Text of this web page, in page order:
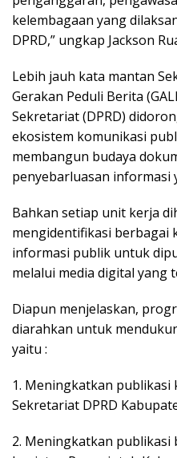
kelembagaan yang
DPRD,” ungkap Jackson
Lebih jauh kata mantan
Gerakan Peduli Berita
Sekretariat (DPRD)
ekosistem komunikasi
membangun budaya
penyebarluasan informasi
Bahkan setiap unit kerja
mengidentifikasi berbagai
informasi publik untuk
melalui media digital yang
Diapun menjelaskan,
diarahkan untuk
yaitu :
1. Meningkatkan publikasi
Sekretariat DPRD
2. Meningkatkan